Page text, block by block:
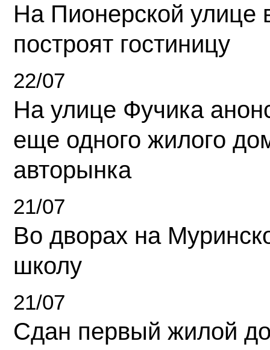
На Пионерской улице
построят гостиницу
22/07
На улице Фучика
еще одного жилого
авторынка
21/07
Во дворах на
школу
21/07
Сдан первый жилой